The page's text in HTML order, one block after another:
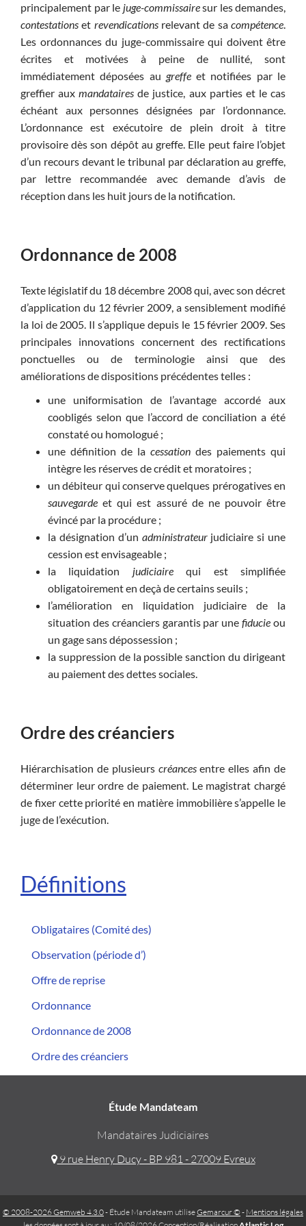
principalement par le juge-commissairesur les demandes,
contestations et revendicationsrelevant de sacompétence.
Les ordonnances du juge-commissaire qui doivent être
écrites et motivées à peine de nullité, sont
immédiatement déposées au greffeet notifiées par le
greffier auxmandataires de justice, aux parties et le cas
échéant aux personnes désignées par l’ordonnance.
L’ordonnance est exécutoire de plein droit à titre
provisoire dès son dépôt au greffe. Elle peut faire l’objet
d’un recours devant le tribunal par déclaration au greffe,
par lettre recommandée avec demande d’avis de
réception dans les huit jours de la notification.
Ordonnance de 2008
Texte législatif du 18 décembre 2008 qui, avec son décret
d’application du 12 février 2009, a sensiblement modifié
la loi de 2005. Il s’applique depuis le 15 février 2009. Ses
principales innovations concernent des rectifications
ponctuelles ou de terminologie ainsi que des
améliorations de dispositions précédentes telles :
une uniformisation de l’avantage accordé aux
coobligés selon que l’accord de conciliation a été
constaté ou homologué ;
une définition de la cessation des paiements qui
intègre les réserves de crédit et moratoires ;
un débiteur qui conserve quelques prérogatives en
sauvegarde et qui est assuré de ne pouvoir être
évincé par la procédure ;
la désignation d’un administrateurjudiciaire si une
cession est envisageable ;
la liquidation judiciairequi est simplifiée
obligatoirement en deçà de certains seuils ;
l’amélioration en liquidation judiciaire de la
situation des créanciers garantis par unefiducie ou
un gage sans dépossession ;
la suppression de la possible sanction du dirigeant
au paiement des dettes sociales.
Ordre des créanciers
Hiérarchisation de plusieurs créancesentre elles afin de
déterminer leur ordre de paiement. Le magistrat chargé
de fixer cette priorité en matière immobilière s’appelle le
juge de l’exécution.
Définitions
Obligataires (Comité des)
Observation (période d’)
Offre de reprise
Ordonnance
Ordonnance de 2008
Ordre des créanciers
Étude Mandateam
Mandataires Judiciaires
9 rue Henry Ducy - BP 981 - 27009 Evreux
© 2008-2026 Gemweb 4.3.0- Étude Mandateam utiliseGemarcur © - Mentions légales